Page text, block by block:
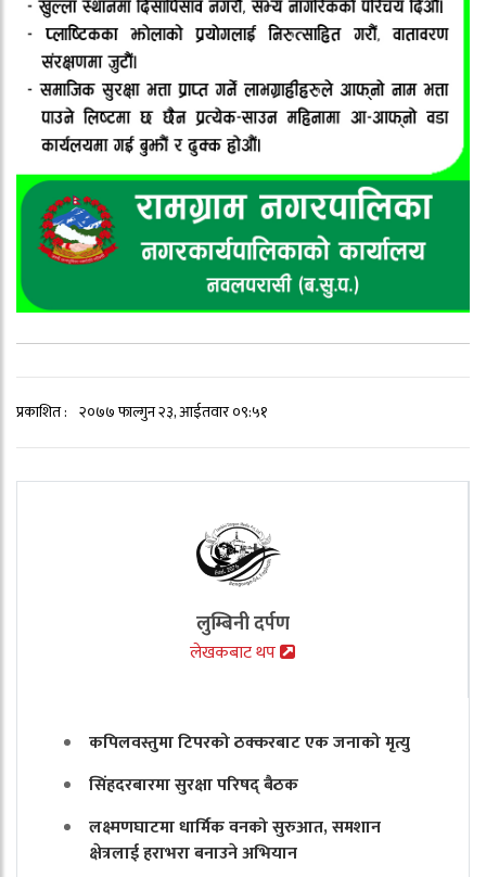
प्रकाशित : २०७७ फाल्गुन २३, आईतवार ०९:५१
लुम्बिनी दर्पण
लेखकबाट थप
कपिलवस्तुमा टिपरको ठक्करबाट एक जनाको मृत्यु
सिंहदरबारमा सुरक्षा परिषद् बैठक
लक्ष्मणघाटमा धार्मिक वनको सुरुआत, समशान
क्षेत्रलाई हराभरा बनाउने अभियान